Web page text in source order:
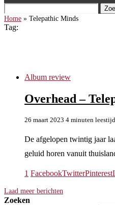
Home » Telepathic Minds
Tag:
Album review
Overhead –
26 maart 2023 4 minuten leestijd
De afgelopen twintig jaar
geluid horen vanuit
1 FacebookTwitterPinterest
Laad meer berichten
Zoeken